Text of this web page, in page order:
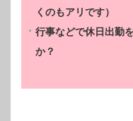
くのもアリです）
行事などで休日出勤
か？